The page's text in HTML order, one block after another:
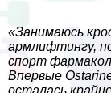
«Занимаюсь
армлифтингу,
спорт
Впервые